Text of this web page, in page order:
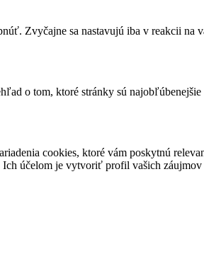
Zvyčajne sa nastavujú iba v reakcii na
o tom, ktoré stránky sú
cookies, ktoré vám poskytnú
účelom je vytvoriť profil vašich